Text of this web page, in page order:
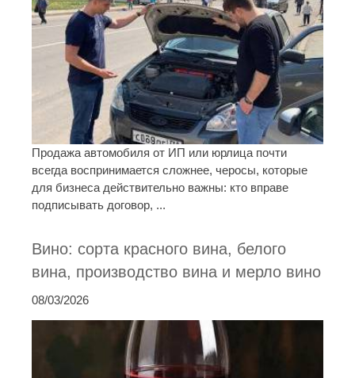
Продажа автомобиля от ИП или юрлица почти
всегда воспринимается сложнее, черосы, которые
для бизнеса действительно важны: кто вправе
подписывать договор, ...
Вино: сорта красного вина, белого
вина, производство вина и мерло вино
08/03/2026